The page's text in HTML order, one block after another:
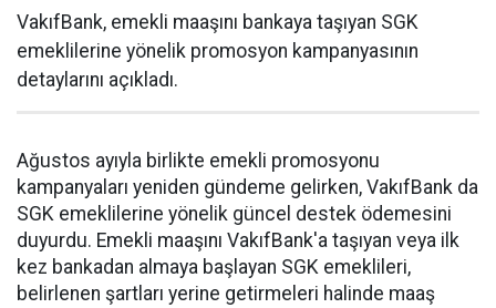
VakıfBank, emekli maaşını bankaya taşıyan SGK
emeklilerine yönelik promosyon kampanyasının
detaylarını açıkladı.
Ağustos ayıyla birlikte emekli promosyonu
kampanyaları yeniden gündeme gelirken, VakıfBank da
SGK emeklilerine yönelik güncel destek ödemesini
duyurdu. Emekli maaşını VakıfBank'a taşıyan veya ilk
kez bankadan almaya başlayan SGK emeklileri,
belirlenen şartları yerine getirmeleri halinde maaş